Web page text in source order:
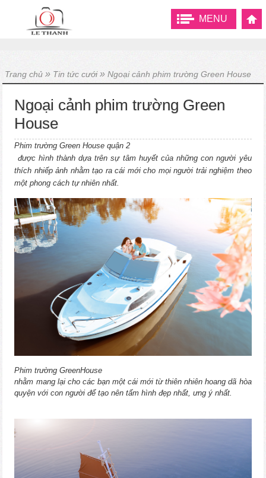
MENU
Trang chủ » Tin tức cưới » Ngoại cảnh phim trường Green House
Ngoại cảnh phim trường Green
House
Phim trường Green House quận 2
được hình thành dựa trên sự tâm huyết của những con người yêu
thích nhiếp ảnh nhằm tạo ra cái mới cho mọi người trải nghiệm theo
một phong cách tự nhiên nhất.
Phim trường GreenHouse
nhằm mang lại cho các bạn một cái mới từ thiên nhiên hoang dã hòa
quyện với con người để tạo nên tấm hình đẹp nhất, ưng ý nhất.